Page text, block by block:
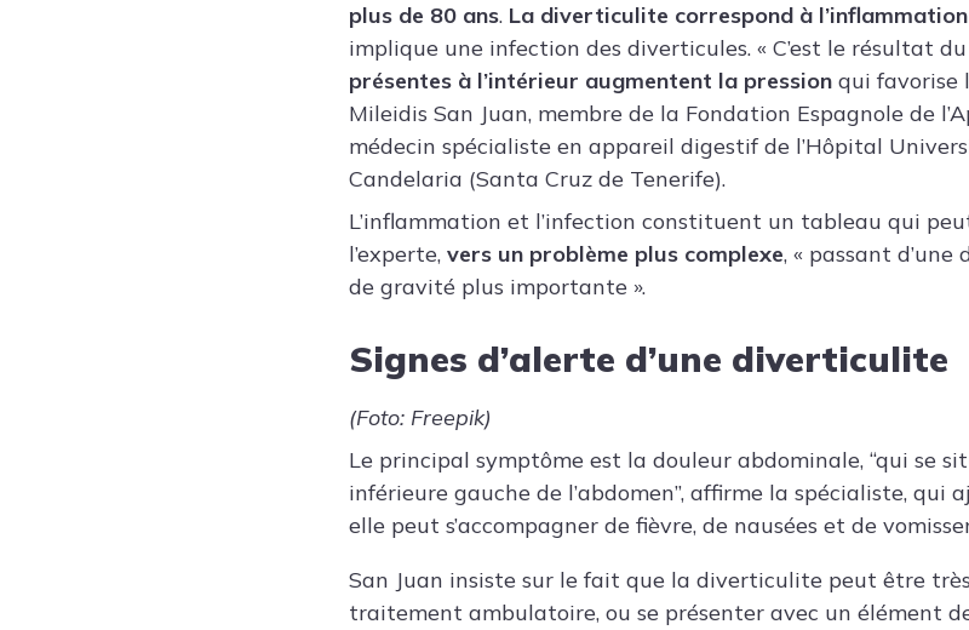
plus de 80 ans. La diverticulite correspond à
implique une infection des diverticules. « C’est le résultat
présentes à l’intérieur augmentent la pression qui favorise
Mileidis San Juan, membre de la Fondation Espagnole de
médecin spécialiste en appareil digestif de l’Hôpital
Candelaria (Santa Cruz de Tenerife).
L’inflammation et l’infection constituent un tableau qui
l’experte, vers un problème plus complexe, « passant
de gravité plus importante ».
Signes d’alerte d’une diverticulite
(Foto: Freepik)
Le principal symptôme est la douleur abdominale, “qui se
inférieure gauche de l’abdomen”, affirme la spécialiste, qui
elle peut s’accompagner de fièvre, de nausées et de
San Juan insiste sur le fait que la diverticulite peut être
traitement ambulatoire, ou se présenter avec un élément